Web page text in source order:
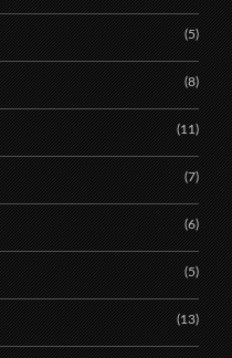
(5)
(8)
(11)
(7)
(6)
(5)
(13)